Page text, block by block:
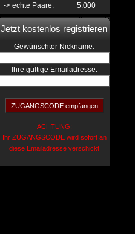
-> echte Paare:
5.000
Jetzt kostenlos registrieren
Gewünschter Nickname:
Ihre gültige Emailadresse:
ACHTUNG:
Ihr ZUGANGSCODE wird sofort an
diese Emailadresse verschickt